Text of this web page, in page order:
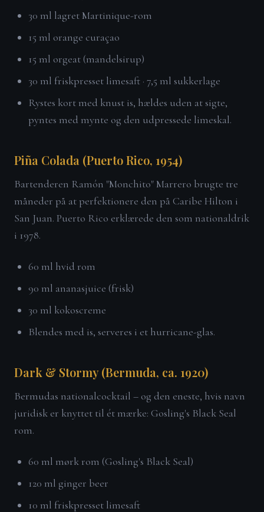
30 ml lagret Martinique-rom
15 ml orange curaçao
15 ml orgeat (mandelsirup)
30 ml friskpresset limesaft · 7,5 ml sukkerlage
Rystes kort med knust is, hældes uden at sigte,
pyntes med mynte og den udpressede limeskal.
Piña Colada (Puerto Rico, 1954)
Bartenderen Ramón "Monchito" Marrero brugte tre
måneder på at perfektionere den på Caribe Hilton i
San Juan. Puerto Rico erklærede den som nationaldrik
i 1978.
60 ml hvid rom
90 ml ananasjuice (frisk)
30 ml kokoscreme
Blendes med is, serveres i et hurricane-glas.
Dark & Stormy (Bermuda, ca. 1920)
Bermudas nationalcocktail – og den eneste, hvis navn
juridisk er knyttet til ét mærke: Gosling's Black Seal
rom.
60 ml mørk rom (Gosling's Black Seal)
120 ml ginger beer
10 ml friskpresset limesaft